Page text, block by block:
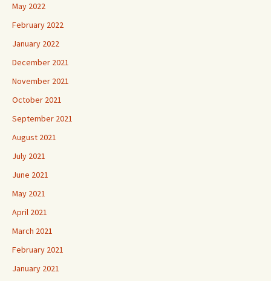
May 2022
February 2022
January 2022
December 2021
November 2021
October 2021
September 2021
August 2021
July 2021
June 2021
May 2021
April 2021
March 2021
February 2021
January 2021